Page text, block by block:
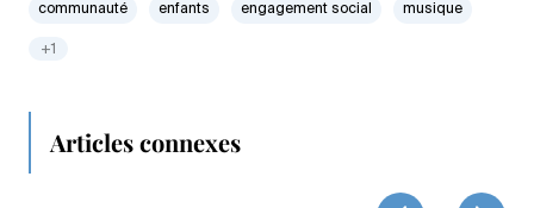
communauté enfants engagement social musique
+1
Articles connexes